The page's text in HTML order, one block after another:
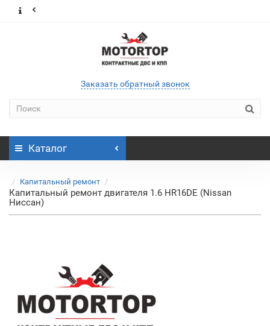
Заказать обратный звонок
Каталог
Капитальный ремонт
Капитальный ремонт двигателя 1.6 HR16DE (Nissan
Ниссан)